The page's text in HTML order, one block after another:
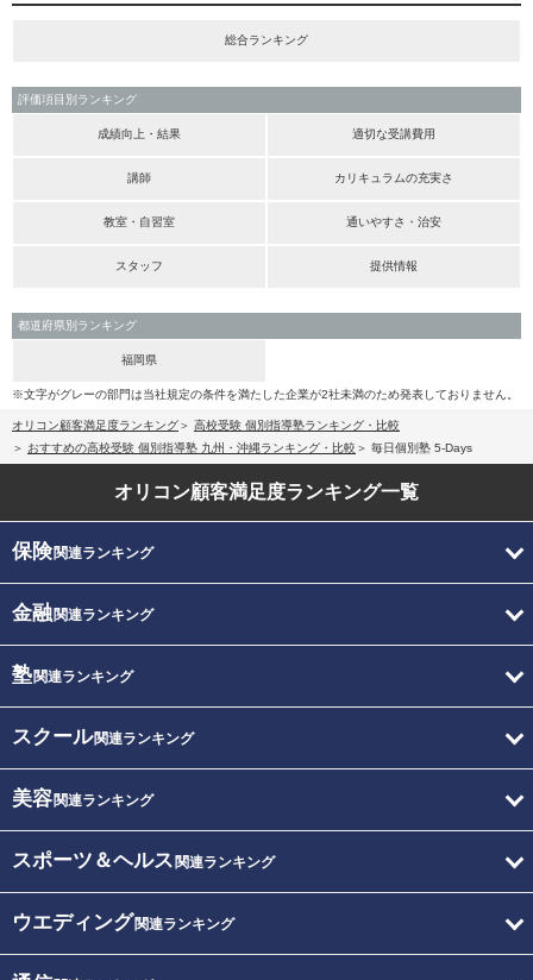
総合ランキング
評価項目別ランキング
成績向上・結果 適切な受講費用
講師 カリキュラムの充実さ
教室・自習室 通いやすさ・治安
スタッフ 提供情報
都道府県別ランキング
福岡県
※文字がグレーの部門は当社規定の条件を満たした企業が2社未満のため発表しておりません。
オリコン顧客満足度ランキング
高校受験 個別指導塾ランキング・比較
おすすめの高校受験 個別指導塾 九州・沖縄ランキング・比較
毎日個別塾 5-Days
オリコン顧客満足度ランキング一覧
保険関連ランキング
金融関連ランキング
塾関連ランキング
スクール関連ランキング
美容関連ランキング
スポーツ＆ヘルス 関連ランキング
ウエディング関連ランキング